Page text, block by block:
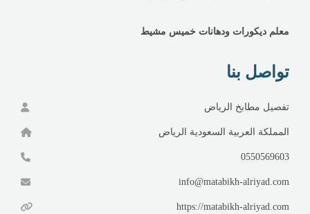
معلم ديكورات ودهانات خميس مشيط
تواصل بنا
تفصيل مطابخ الرياض
المملكة العربية السعودية الرياض
0550569603
info@matabikh-alriyad.com
https://matabikh-alriyad.com